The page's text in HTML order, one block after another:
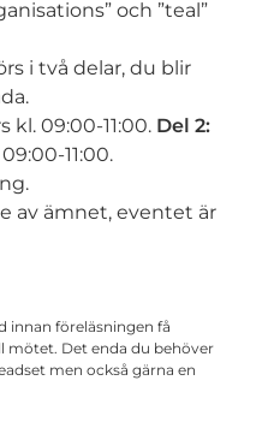
och ”teal”
i två delar, du blir
kl. 09:00-11:00. Del 2:
11:00.
av ämnet, eventet är
innan föreläsningen få
mötet. Det enda du behöver
men också gärna en